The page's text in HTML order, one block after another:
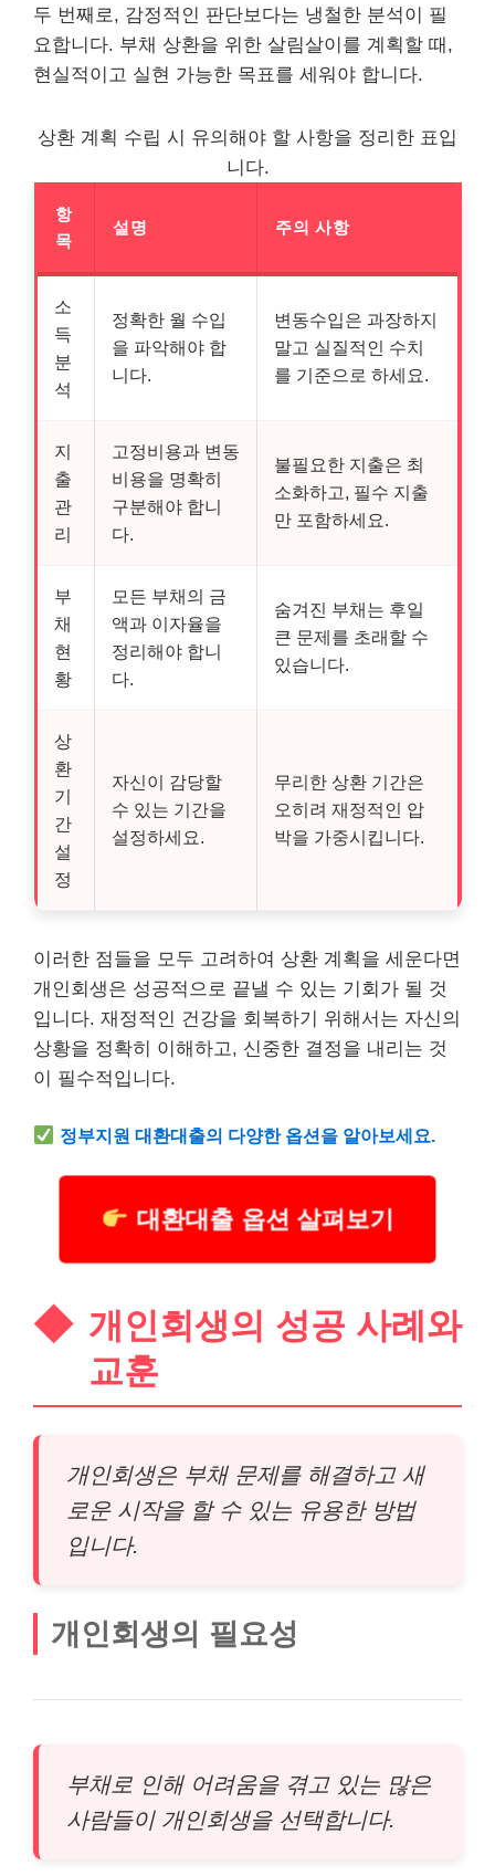
두 번째로, 감정적인 판단보다는 냉철한 분석이 필
요합니다. 부채 상환을 위한 살림살이를 계획할 때,
현실적이고 실현 가능한 목표를 세워야 합니다.
상환 계획 수립 시 유의해야 할 사항을 정리한 표입
니다.
항
목
설명 주의 사항
소
득
분
석
정확한 월 수입
을 파악해야 합
니다.
변동수입은 과장하지
말고 실질적인 수치
를 기준으로 하세요.
지
출
관
리
고정비용과 변동
비용을 명확히
구분해야 합니
다.
불필요한 지출은 최
소화하고, 필수 지출
만 포함하세요.
부
채
현
황
모든 부채의 금
액과 이자율을
정리해야 합니
다.
숨겨진 부채는 후일
큰 문제를 초래할 수
있습니다.
상
환
기
간
설
정
자신이 감당할
수 있는 기간을
설정하세요.
무리한 상환 기간은
오히려 재정적인 압
박을 가중시킵니다.
이러한 점들을 모두 고려하여 상환 계획을 세운다면
개인회생은 성공적으로 끝낼 수 있는 기회가 될 것
입니다. 재정적인 건강을 회복하기 위해서는 자신의
상황을 정확히 이해하고, 신중한 결정을 내리는 것
이 필수적입니다.
정부지원 대환대출의 다양한 옵션을 알아보세요.
대환대출 옵션 살펴보기
개인회생의 성공 사례와
교훈
개인회생은 부채 문제를 해결하고 새
로운 시작을 할 수 있는 유용한 방법
입니다.
개인회생의 필요성
부채로 인해 어려움을 겪고 있는 많은
사람들이 개인회생을 선택합니다.